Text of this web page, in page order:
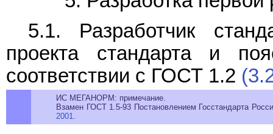
5.1. Разработчик
проекта стандарта и
соответствии с ГОСТ 1.2
ИС МЕГАНОРМ: примечание.
Взамен ГОСТ 1.5-93 Постановлением Госстандарта
2001.